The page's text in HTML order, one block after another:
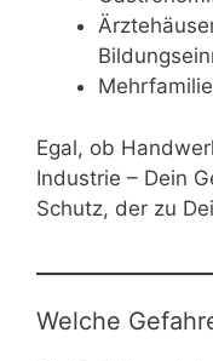
Egal, ob
Industrie – Dein
Schutz, der zu
Welche